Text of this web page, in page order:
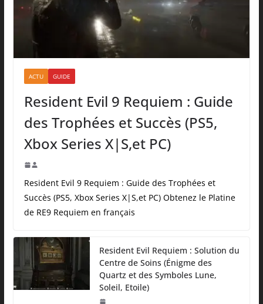
ACTU GUIDE
Resident Evil 9 Requiem : Guide
des Trophées et Succès (PS5,
Xbox Series X|S,et PC)
Resident Evil 9 Requiem : Guide des Trophées et
Succès (PS5, Xbox Series X|S,et PC) Obtenez le Platine
de RE9 Requiem en français
Resident Evil Requiem : Solution du
Centre de Soins (Énigme des
Quartz et des Symboles Lune,
Soleil, Etoile)